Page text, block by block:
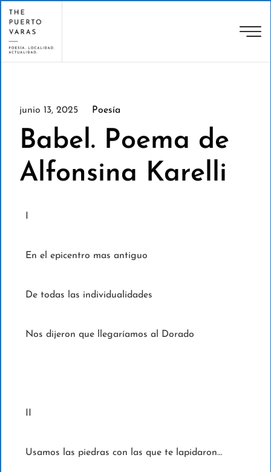
junio 13, 2025 Poesía
Babel. Poema de
Alfonsina Karelli
I
En el epicentro mas antiguo
De todas las individualidades
Nos dijeron que llegaríamos al Dorado
II
Usamos las piedras con las que te lapidaron…